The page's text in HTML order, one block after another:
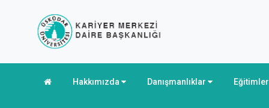
Hakkımızda Danışmanlıklar Eğitimler